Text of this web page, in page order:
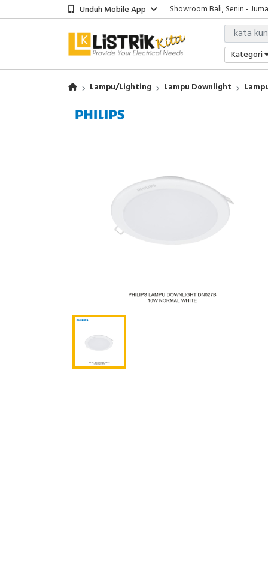
Unduh Mobile App
Showroom Bali, Senin -
Kantor Jakarta, Senin -
Gudang Jakarta, Senin -
Showroom Bali, Senin -
Kategori
Lampu/Lighting Lampu Downlight